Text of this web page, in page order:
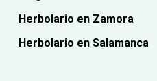
Herbolario en Zamora
Herbolario en Salamanca